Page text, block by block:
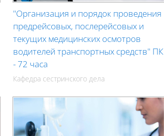
"Организация и порядок проведения
предрейсовых, послерейсовых и
текущих медицинских осмотров
водителей транспортных средств" ПК
- 72 часа
Кафедра сестринского дела